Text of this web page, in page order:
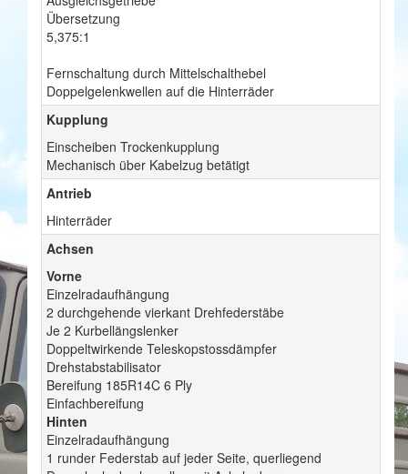
Übersetzung
5,375:1
Fernschaltung durch Mittelschalthebel
Doppelgelenkwellen auf die Hinterräder
Kupplung
Einscheiben Trockenkupplung
Mechanisch über Kabelzug betätigt
Antrieb
Hinterräder
Achsen
Vorne
Einzelradaufhängung
2 durchgehende vierkant Drehfederstäbe
Je 2 Kurbellängslenker
Doppeltwirkende Teleskopstossdämpfer
Drehstabstabilisator
Bereifung 185R14C 6 Ply
Einfachbereifung
Hinten
Einzelradaufhängung
1 runder Federstab auf jeder Seite, querliegend